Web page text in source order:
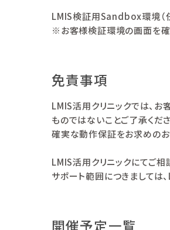
LMIS検証用Sandbox環境（
※お客様検証環境の画面を確
免責事項
LMIS活用クリニックでは、
ものではないことご了承くださ
確実な動作保証をお求めのお
LMIS活用クリニックにてご
サポート範囲につきましては
開催予定一覧